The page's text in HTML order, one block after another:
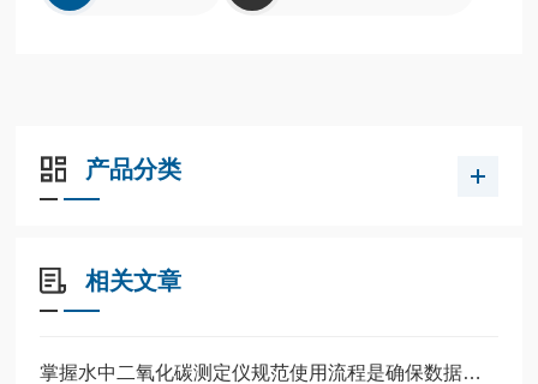
产品分类
相关文章
掌握水中二氧化碳测定仪规范使用流程是确保数据准确可靠的前提